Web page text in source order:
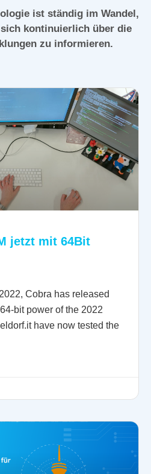
ist ständig im Wandel,
kontinuierlich über die
zu informieren.
jetzt mit 64Bit
Cobra has released
bit power of the 2022
have now tested the